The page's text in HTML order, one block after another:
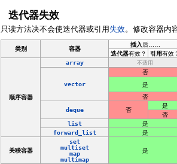
迭代器失效
只读方法决不会使迭代器或引用 失效。修改容器内
类别 容器
插入 后……
迭代器有效？ 引用有效
顺序容器
array 不适用
vector
否
是
否
deque
否
是
否
list
是
forward_list
是
关联容器
set
multiset
map
multimap
是